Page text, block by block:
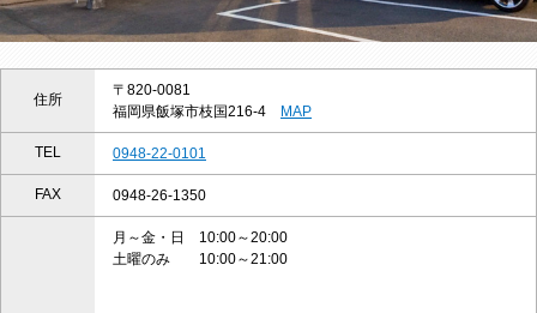
住所
〒820-0081
福岡県飯塚市枝国216-4
MAP
TEL 0948-22-0101
FAX 0948-26-1350
月～金・日 10:00～20:00
土曜のみ 10:00～21:00